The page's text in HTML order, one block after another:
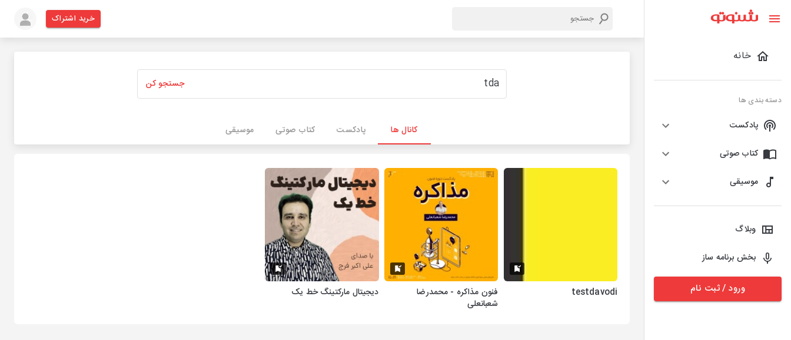
خانه
دسته بندی ها
پادکست
کتاب صوتی
موسیقی
وبلاگ
بخش برنامه ساز
ورود / ثبت نام
خرید اشتراک
جستجو کن
کانال ها پادکست کتاب صوتی موسیقی
testdavodi
فنون مذاکره - محمدرضا
شعبانعلی
دیجیتال مارکتینگ خط یک